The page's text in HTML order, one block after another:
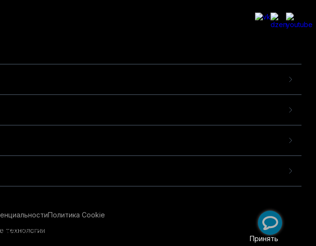
Политика Cookie
технологии вам лучшего пользовательского опыта
Принять